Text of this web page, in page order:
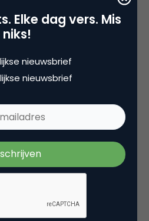
tussen de
vertonen 'u-
de onderzoekers:
seems to lead to
when it is either
Elke dag vers. Mis
niks!
nieuwsbrief
nieuwsbrief